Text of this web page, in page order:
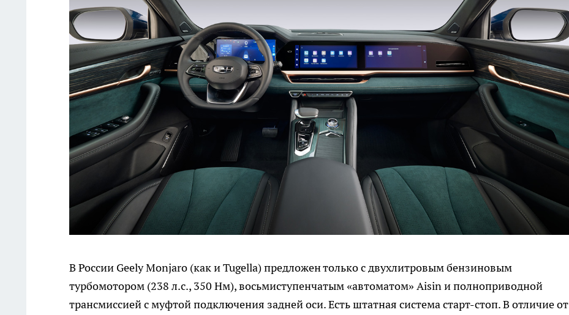
В России Geely Monjaro (как и Tugella) предложен только с двухлитровым бензиновым
турбомотором (238 л.с., 350 Нм), восьмиступенчатым «автоматом» Aisin и полноприводной
трансмиссией с муфтой подключения задней оси. Есть штатная система старт-стоп. В отличие от